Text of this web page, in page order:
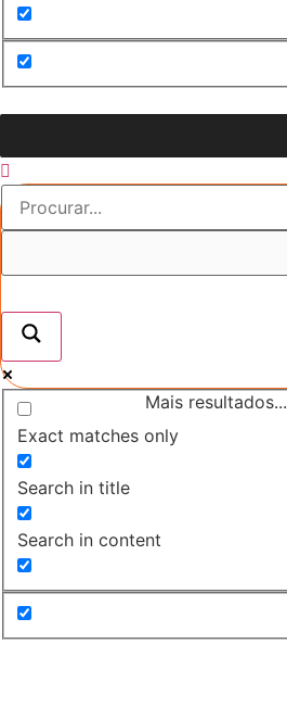
Mais resultados...
Exact matches only
Search in title
Search in content